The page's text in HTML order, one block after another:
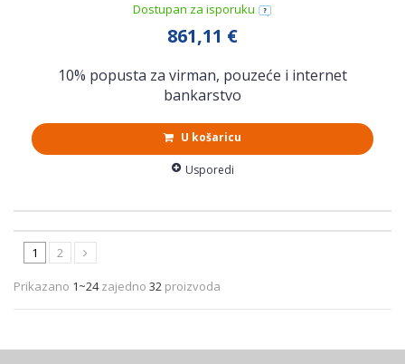
Dostupan za isporuku
861,11 €
10% popusta za virman, pouzeće i internet
bankarstvo
U košaricu
Usporedi
1 2
Prikazano 1~24zajedno 32 proizvoda